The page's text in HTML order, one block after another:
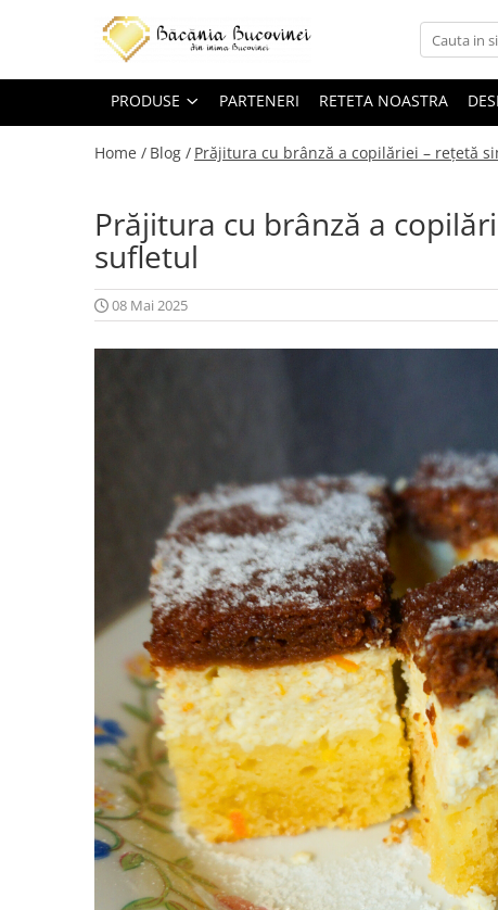
PRODUSE PARTENERI RETETA NOASTRA
Home / Blog / Prăjitura cu brânză a copilăriei – rețetă
Prăjitura cu brânză a
sufletul
08 Mai 2025